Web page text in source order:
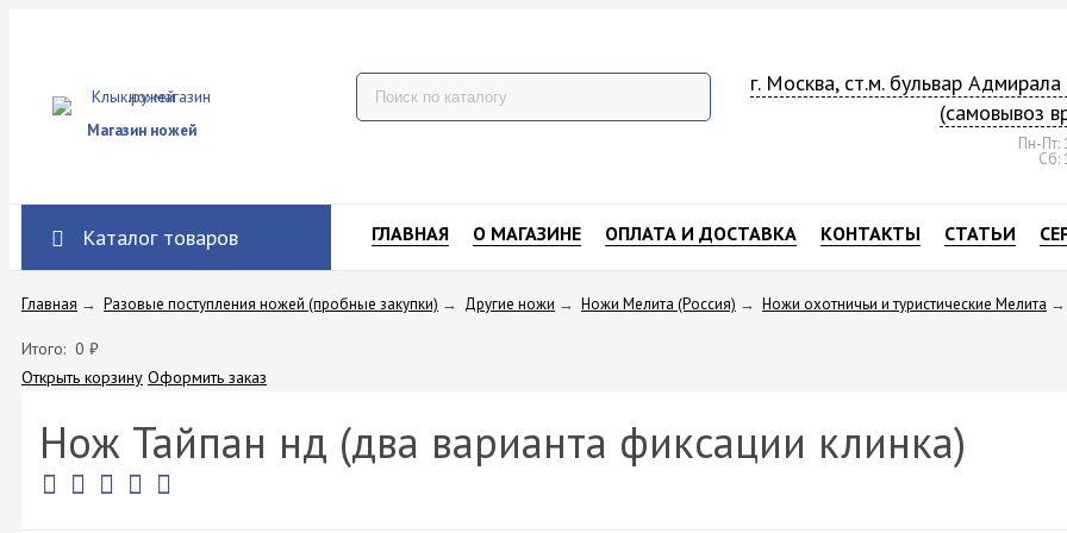
Магазин ножей
г. Москва, ст.м. бульвар
(самовывоз
Пн-Пт:
Сб:
Каталог товаров ГЛАВНАЯ О МАГАЗИНЕ ОПЛАТА И ДОСТАВКА КОНТАКТЫ СТАТЬИ
Главная → Разовые поступления ножей (пробные закупки) → Другие ножи → Ножи Мелита (Россия) → Ножи охотничьи и туристические Мелита →
Итого: 0 ₽
Открыть корзину Оформить заказ
Нож Тайпан нд (два варианта фиксации клинка)